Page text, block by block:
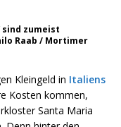
sind zumeist
Raab / Mortimer
Kleingeld in Italiens
Kosten kommen,
Santa Maria